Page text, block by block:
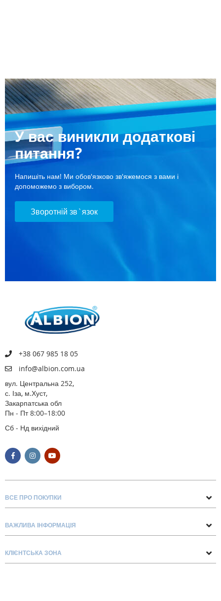
У вас виникли додаткові
питання?
Напишіть нам! Ми обов'язково зв'яжемося з вами і
допоможемо з вибором.
Зворотній зв`язок
+38 067 985 18 05
info@albion.com.ua
вул. Центральна 252,
с. Іза, м.Хуст,
Закарпатська обл
Пн - Пт 8:00–18:00
Сб - Нд вихідний
ВСЕ ПРО ПОКУПКИ
Про нас
Блог
ВАЖЛИВА ІНФОРМАЦІЯ
Доставка та оплата
КЛІЄНТСЬКА ЗОНА